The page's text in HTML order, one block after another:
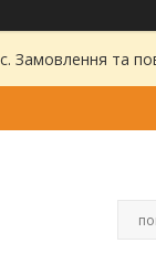
Замовлення та